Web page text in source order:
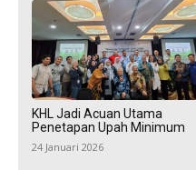
KHL Jadi Acuan Utama
Penetapan Upah Minimum
24 Januari 2026